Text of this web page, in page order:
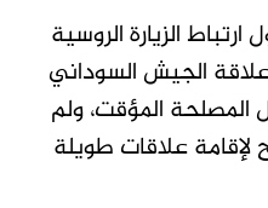
الزيارة الروسية
علاقة الجيش السوداني
المصلحة المؤقت، ولم
علاقات طويلة